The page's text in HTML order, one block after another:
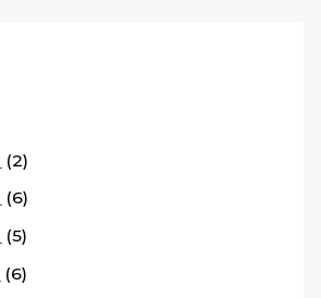
(2)
(6)
(5)
(6)